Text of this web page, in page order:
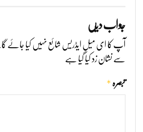
جواب دیں
آپ کا ای میل ایڈریس شائع نہیں کیا جائے گا۔
سے نشان زد کیا گیا ہے
تبصرہ *